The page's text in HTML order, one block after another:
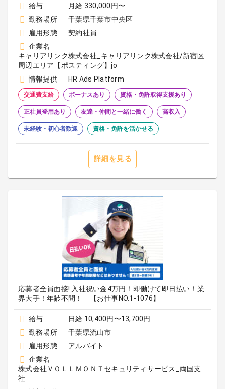
給与
月給 330,000円〜
勤務場所
千葉県千葉市中央区
雇用形態
契約社員
企業名
キャリアリンク株式会社_キャリアリンク株式会社/新宿区
周辺エリア【ポスティング】jo
情報提供
HR Ads Platform
交通費支給 ボーナスあり 資格・免許取得支援あり
正社員登用あり 友達・仲間と一緒に働く 高収入
未経験・初心者歓迎 資格・免許を活かせる
詳細を見る
応募者全員面接! 入社祝い金4万円！即働けて即日払い！業
界大手！年齢不問！ 【お仕事NO.1-1076】
給与
日給 10,400円〜13,700円
勤務場所
千葉県流山市
雇用形態
アルバイト
企業名
株式会社ＶＯＬＬＭＯＮＴセキュリティサービス_両国支
社